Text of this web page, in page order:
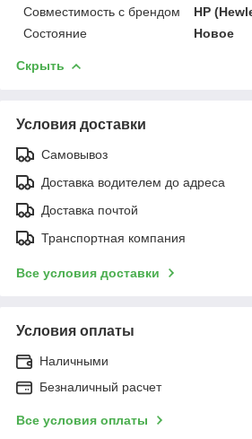
Совместимость с брендом
HP
Состояние
Новое
Скрыть
Условия доставки
Самовывоз
Доставка водителем до адреса
Доставка почтой
Транспортная компания
Все условия доставки
Условия оплаты
Наличными
Безналичный расчет
Все условия оплаты